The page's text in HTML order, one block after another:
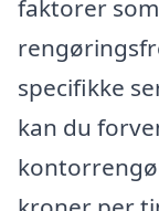
faktorer
specifikke
kan du